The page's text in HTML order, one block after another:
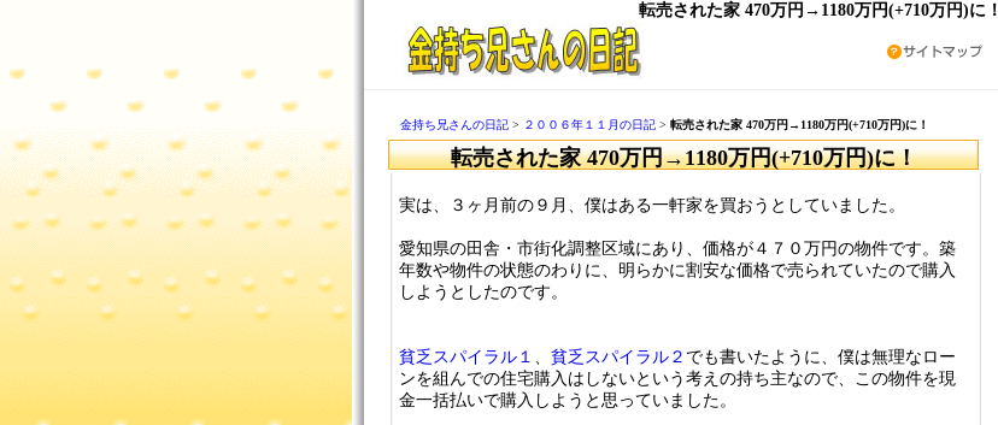
転売された家 470万円→1180万円(+710万円)に！
金持ち兄さんの日記 > ２００６年１１月の日記 > 転売された家 470万円→1180万円(+710万円)に！
転売された家 470万円→1180万円(+710万円)に！
実は、３ヶ月前の９月、僕はある一軒家を買おうとしていました。
愛知県の田舎・市街化調整区域にあり、価格が４７０万円の物件です。築
年数や物件の状態のわりに、明らかに割安な価格で売られていたので購入
しようとしたのです。
貧乏スパイラル１ 、 貧乏スパイラル２ でも書いたように、僕は無理なロー
ンを組んでの住宅購入はしないという考えの持ち主なので、この物件を現
金一括払いで購入しようと思っていました。